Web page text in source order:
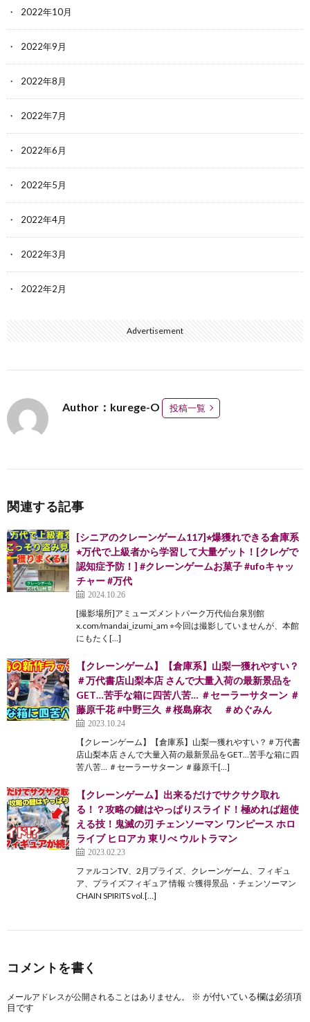
2022年10月
2022年9月
2022年8月
2022年7月
2022年6月
2022年5月
2022年4月
2022年3月
2022年2月
Advertisement
Author：kurege-O 投稿一覧
関連する記事
[シニアのクレーンゲーム117]⭐︎爆獲れできる倉庫系
⭐︎万代で上級者から学習して大量ゲット！[クレゲで
認知症予防！] #クレーンゲームお菓子 #ufoキャッ
チャー #万代
2024.10.26
[撮影場所]アミューズメントパーク万代仙台泉別館
x.com/mandai_izumi_am ⭐︎今回は撮影していませんが、本館
にもたく[…]
【クレーンゲーム】【倉庫系】山梨一獲れやすい？
＃万代書店山梨本店 さんで大量入荷の最新景品を
GET…苦手な箱に四苦八苦… ＃セーラーサターン ＃
藤原千花 #中野三久 ＃桜島麻衣 ＃めぐみん
2023.10.24
【クレーンゲーム】【倉庫系】山梨一獲れやすい？＃万代書
店山梨本店 さんで大量入荷の最新景品をGET…苦手な箱に四
苦八苦… ＃セーラーサターン ＃藤原千[…]
【クレーンゲーム】出来るだけでサクサク取れ
る！？攻略の鍵はやっぱりスライド！極めれば超使
える技！鬼滅の刃 チェンソーマン ワンピース ホロ
ライブ ヒロアカ 東リべ ウルトラマン
2023.02.23
ファルコンTV、2月プライズ、クレーンゲーム、フィギュ
ア、プライズフィギュア 情報 ☆獲得景品 ・チェンソーマン
CHAIN SPIRITS vol.[…]
コメントを書く
メールアドレスが公開されることはありません。 ※ が付いている欄は必須項
目です